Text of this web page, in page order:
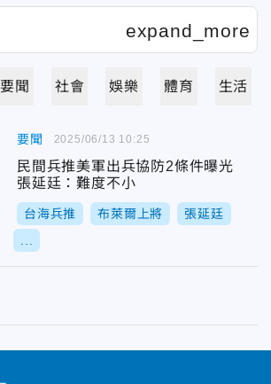
要聞 社會 娛樂 體育 生活
要聞
民間兵推美軍出兵協防2條件曝光
張延廷：難度不小
台海兵推 布萊爾上將 張延廷
2025/06/13 10:25